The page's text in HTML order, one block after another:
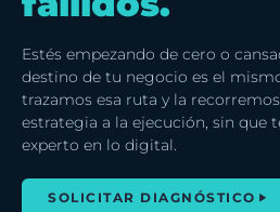
Estés empezando de cero o
destino de tu negocio es el
trazamos esa ruta y la
estrategia a la ejecución, sin que
experto en lo digital.
SOLICITAR DIAGNÓSTICO